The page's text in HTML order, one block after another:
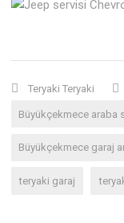
Teryaki Teryaki
Büyükçekmece araba
Büyükçekmece garaj
teryaki garaj